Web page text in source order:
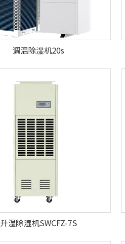
调温除湿机20s
升温除湿机SWCFZ-7S